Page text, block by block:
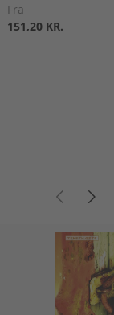
Fra
151,20 KR.